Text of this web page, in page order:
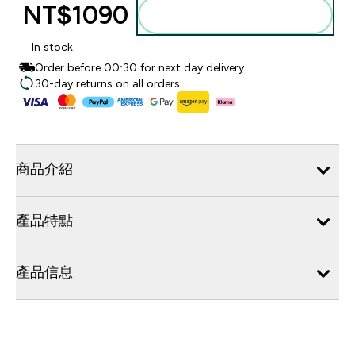
NT$1090‎
In stock
Order before 00:30 for next day delivery
30-day returns on all orders
商品介紹
產品特點
產品信息